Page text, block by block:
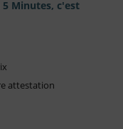
5 Minutes, c'est
attestation